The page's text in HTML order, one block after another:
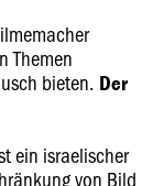
Themen
bieten. Der
ein israelischer
von Bild